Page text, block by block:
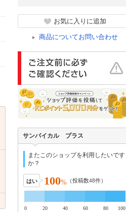
お気に入りに追加
商品についてお問い合わせ
サンバイカル プラス
またこのショップを利用したいです
か？
はい 100% （投稿数48件）
0 20 40 60 80 100